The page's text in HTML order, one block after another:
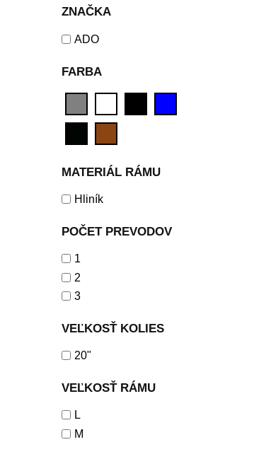
ZNAČKA
ADO
FARBA
MATERIÁL RÁMU
Hliník
POČET PREVODOV
1
2
3
VEĽKOSŤ KOLIES
20"
VEĽKOSŤ RÁMU
L
M